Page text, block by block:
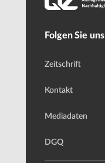
Folgen Sie uns
Zeitschrift
Kontakt
Mediadaten
DGQ